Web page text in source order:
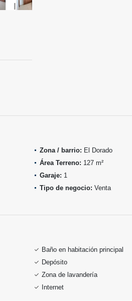
Zona / barrio: El Dorado
Área Terreno: 127 m²
Garaje: 1
Tipo de negocio: Venta
Baño en habitación principal
Depósito
Zona de lavandería
Internet